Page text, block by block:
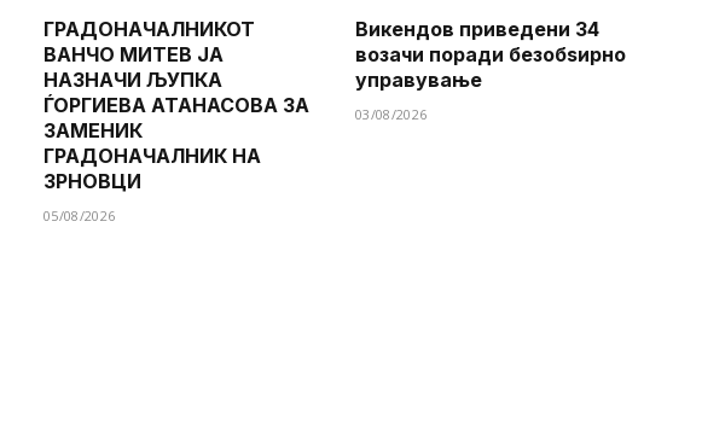
ГРАДОНАЧАЛНИКОТ
ВАНЧО МИТЕВ ЈА
НАЗНАЧИ ЉУПКА
ЃОРГИЕВА АТАНАСОВА ЗА
ЗАМЕНИК
ГРАДОНАЧАЛНИК НА
ЗРНОВЦИ
05/08/2026
Викендов приведени 34
возачи поради безобѕирно
управување
03/08/2026